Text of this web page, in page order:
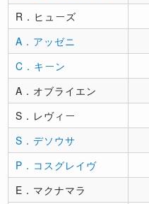
R．ヒューズ
A．アッゼニ
C．キーン
A．オブライエン
S．レヴィー
S．デソウサ
P．コスグレイヴ
E．マクナマラ